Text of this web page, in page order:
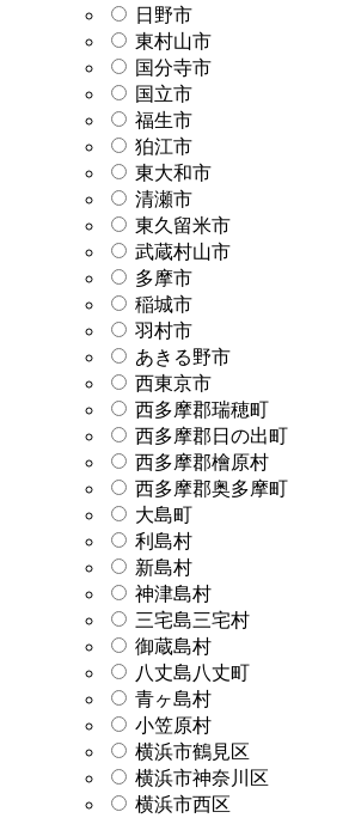
日野市
東村山市
国分寺市
国立市
福生市
狛江市
東大和市
清瀬市
東久留米市
武蔵村山市
多摩市
稲城市
羽村市
あきる野市
西東京市
西多摩郡瑞穂町
西多摩郡日の出町
西多摩郡檜原村
西多摩郡奥多摩町
大島町
利島村
新島村
神津島村
三宅島三宅村
御蔵島村
八丈島八丈町
青ヶ島村
小笠原村
横浜市鶴見区
横浜市神奈川区
横浜市西区